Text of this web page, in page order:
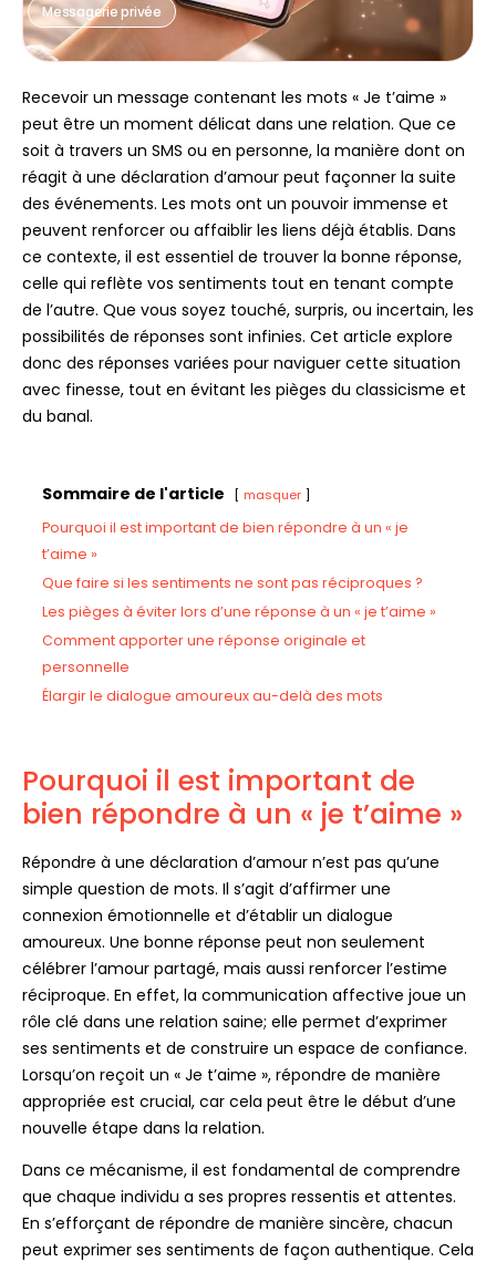
Messagerie privée
Recevoir un message contenant les mots « Je t’aime »
peut être un moment délicat dans une relation. Que ce
soit à travers un SMS ou en personne, la manière dont on
réagit à une déclaration d’amour peut façonner la suite
des événements. Les mots ont un pouvoir immense et
peuvent renforcer ou affaiblir les liens déjà établis. Dans
ce contexte, il est essentiel de trouver la bonne réponse,
celle qui reflète vos sentiments tout en tenant compte
de l’autre. Que vous soyez touché, surpris, ou incertain, les
possibilités de réponses sont infinies. Cet article explore
donc des réponses variées pour naviguer cette situation
avec finesse, tout en évitant les pièges du classicisme et
du banal.
Sommaire de l'article masquer
Pourquoi il est important de bien répondre à un « je
t’aime »
Que faire si les sentiments ne sont pas réciproques ?
Les pièges à éviter lors d’une réponse à un « je t’aime »
Comment apporter une réponse originale et
personnelle
Élargir le dialogue amoureux au-delà des mots
Pourquoi il est important de
bien répondre à un « je t’aime »
Répondre à une déclaration d’amour n’est pas qu’une
simple question de mots. Il s’agit d’affirmer une
connexion émotionnelle et d’établir un dialogue
amoureux. Une bonne réponse peut non seulement
célébrer l’amour partagé, mais aussi renforcer l’estime
réciproque. En effet, la communication affective joue un
rôle clé dans une relation saine; elle permet d’exprimer
ses sentiments et de construire un espace de confiance.
Lorsqu’on reçoit un « Je t’aime », répondre de manière
appropriée est crucial, car cela peut être le début d’une
nouvelle étape dans la relation.
Dans ce mécanisme, il est fondamental de comprendre
que chaque individu a ses propres ressentis et attentes.
En s’efforçant de répondre de manière sincère, chacun
peut exprimer ses sentiments de façon authentique. Cela